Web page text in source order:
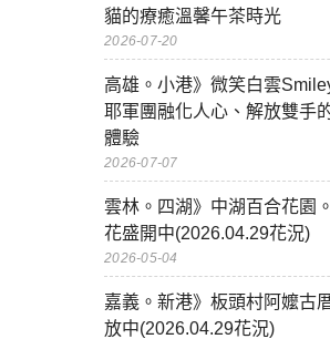
貓的療癒溫馨午茶時光
2026-07-20
高雄。小港》微笑白雲
耶軍團融化人心、解放雙手
體驗
2026-07-07
雲林。四湖》中湖百合花園
花盛開中(2026.04.29花況)
2026-05-04
嘉義。新港》板頭村阿嬤古
放中(2026.04.29花況)